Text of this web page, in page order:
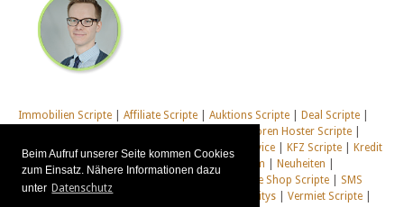
Beim Aufruf unserer Seite kommen Cookies
zum Einsatz. Nähere Informationen dazu
unter Datenschutz
Immobilien Scripte Affiliate Scripte Auktions Scripte Deal Scripte
Foren Hoster Scripte
Homepage Generator Scripte
Installations Service KFZ Scripte
Kredit
Scripte| Management Scripte| Multi Web System Neuheiten
Newsletter Scripte
Shop & Live Shop Scripte
SMS
Scripte|Social Communitys Tausch Communitys Vermiet Scripte